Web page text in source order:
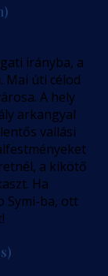
irányba, a
úti célod
A hely
arkangyal
vallási
a kikötő
Ha
Symi-ba, ott